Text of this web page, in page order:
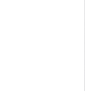
Intro per